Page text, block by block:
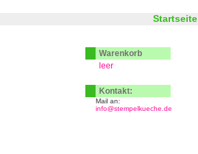
Startseite
Warenkorb
leer
Kontakt:
Mail an:
info@stempelkueche.de